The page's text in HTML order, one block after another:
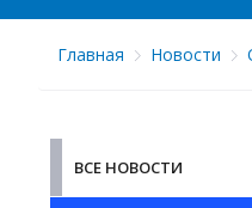
Главная Новости
ВСЕ НОВОСТИ